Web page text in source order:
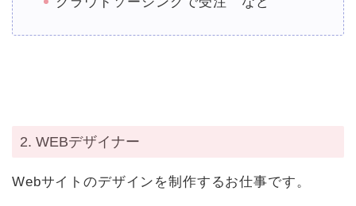
2. WEBデザイナー
Webサイトのデザインを制作するお仕事です。